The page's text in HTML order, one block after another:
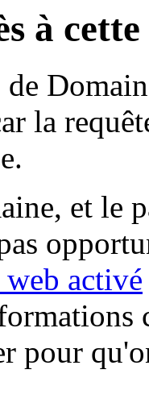
à
la
et le
web activé
pour